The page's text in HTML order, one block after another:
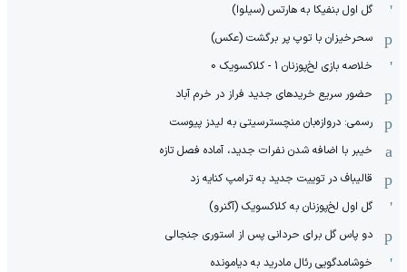
گل اول بنفیکا به هارتس (سیلوا)
سحرخیزان با توپ پر برگشت (عکس)
خلاصه بازی لخ‌پوزنان 1 - کلاکسویک 0
حضور سریع خریدهای جدید فراز در خرم آباد
رسمی: دروازه‌بان منچسترسیتی به لیدز پیوست
خیبر با اضافه شدن نفرات جدید، آماده فصل تازه
قالیباف در توییت جدید به ترامپ کنایه زد
گل اول لخ‌پوزنان به کلاکسویک (آگنرو)
دو پاس گل برای حردانی پس از استوری جنجالی
خوشامدگویی رئال مادرید به دیامونده